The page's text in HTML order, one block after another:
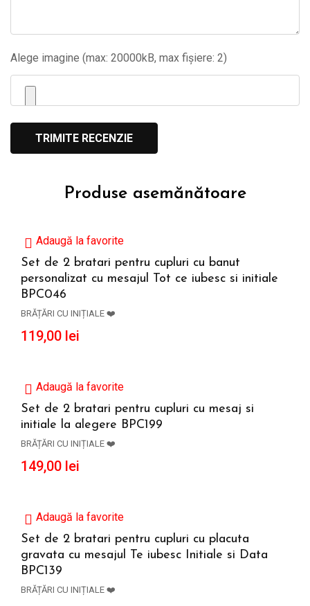
Alege imagine (max: 20000kB, max fișiere: 2)
Produse asemănătoare
Adaugă la favorite
Set de 2 bratari pentru cupluri cu banut
personalizat cu mesajul Tot ce iubesc si initiale
BPC046
BRĂȚĂRI CU INIȚIALE ❤️
119,00 lei
Adaugă la favorite
Set de 2 bratari pentru cupluri cu mesaj si
initiale la alegere BPC199
BRĂȚĂRI CU INIȚIALE ❤️
149,00 lei
Adaugă la favorite
Set de 2 bratari pentru cupluri cu placuta
gravata cu mesajul Te iubesc Initiale si Data
BPC139
BRĂȚĂRI CU INIȚIALE ❤️